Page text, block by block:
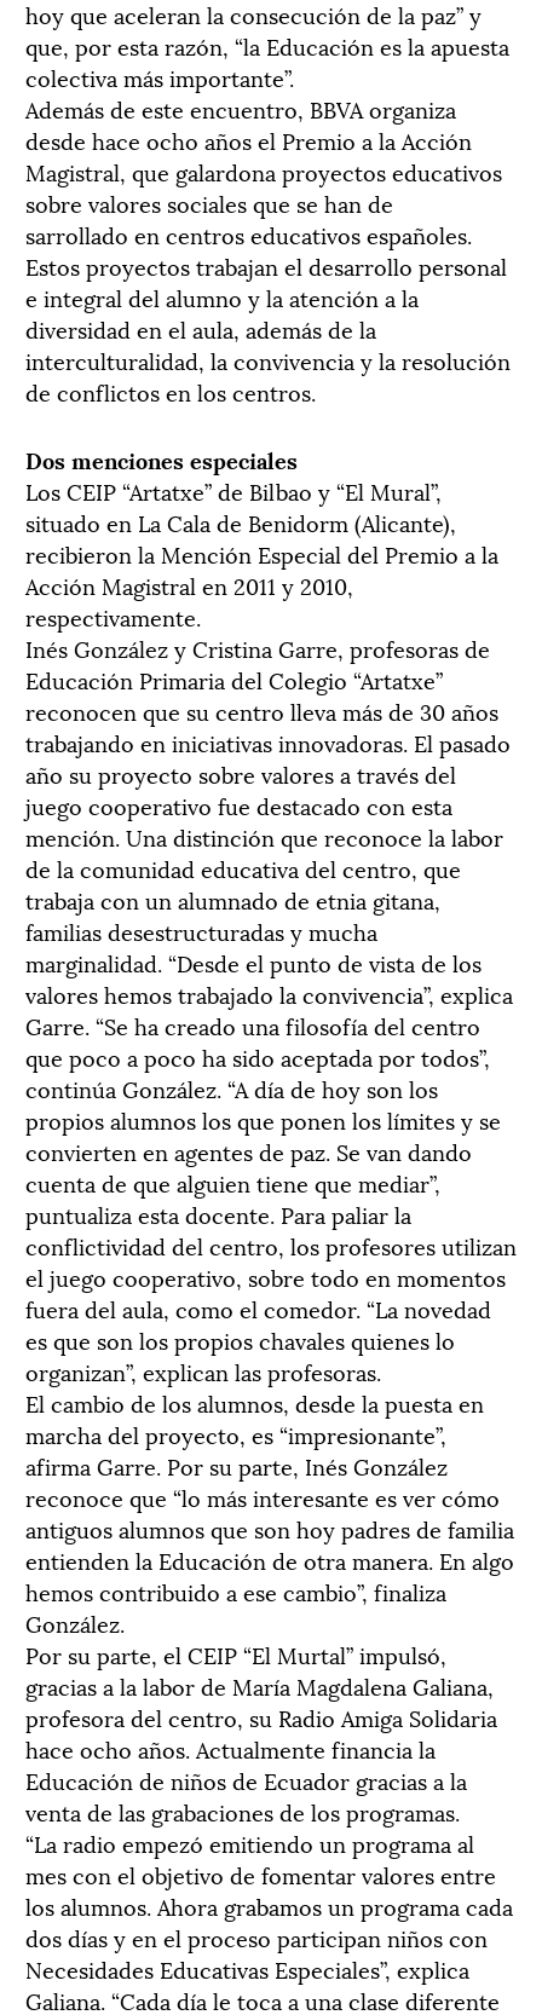
hoy que aceleran la consecución de la paz” y
que, por esta razón, “la Educación es la apuesta
colectiva más importante”.
Además de este encuentro, BBVA organiza
desde hace ocho años el Premio a la Acción
Magistral, que galardona proyectos educativos
sobre valores sociales que se han de
sarrollado en centros educativos españoles.
Estos proyectos trabajan el desarrollo personal
e integral del alumno y la atención a la
diversidad en el aula, además de la
interculturalidad, la convivencia y la resolución
de conflictos en los centros.
Dos menciones especiales
Los CEIP “Artatxe” de Bilbao y “El Mural”,
situado en La Cala de Benidorm (Alicante),
recibieron la Mención Especial del Premio a la
Acción Magistral en 2011 y 2010,
respectivamente.
Inés González y Cristina Garre, profesoras de
Educación Primaria del Colegio “Artatxe”
reconocen que su centro lleva más de 30 años
trabajando en iniciativas innovadoras. El pasado
año su proyecto sobre valores a través del
juego cooperativo fue destacado con esta
mención. Una distinción que reconoce la labor
de la comunidad educativa del centro, que
trabaja con un alumnado de etnia gitana,
familias desestructuradas y mucha
marginalidad. “Desde el punto de vista de los
valores hemos trabajado la convivencia”, explica
Garre. “Se ha creado una filosofía del centro
que poco a poco ha sido aceptada por todos”,
continúa González. “A día de hoy son los
propios alumnos los que ponen los límites y se
convierten en agentes de paz. Se van dando
cuenta de que alguien tiene que mediar”,
puntualiza esta docente. Para paliar la
conflictividad del centro, los profesores utilizan
el juego cooperativo, sobre todo en momentos
fuera del aula, como el comedor. “La novedad
es que son los propios chavales quienes lo
organizan”, explican las profesoras.
El cambio de los alumnos, desde la puesta en
marcha del proyecto, es “impresionante”,
afirma Garre. Por su parte, Inés González
reconoce que “lo más interesante es ver cómo
antiguos alumnos que son hoy padres de familia
entienden la Educación de otra manera. En algo
hemos contribuido a ese cambio”, finaliza
González.
Por su parte, el CEIP “El Murtal” impulsó,
gracias a la labor de María Magdalena Galiana,
profesora del centro, su Radio Amiga Solidaria
hace ocho años. Actualmente financia la
Educación de niños de Ecuador gracias a la
venta de las grabaciones de los programas.
“La radio empezó emitiendo un programa al
mes con el objetivo de fomentar valores entre
los alumnos. Ahora grabamos un programa cada
dos días y en el proceso participan niños con
Necesidades Educativas Especiales”, explica
Galiana. “Cada día le toca a una clase diferente